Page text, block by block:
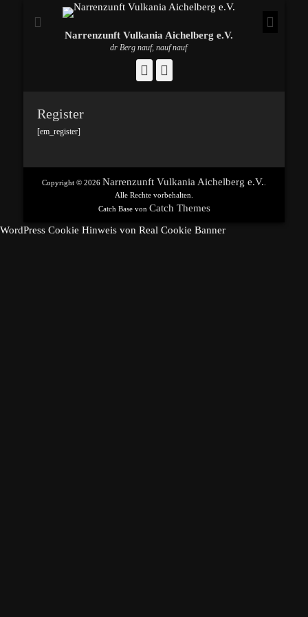
Narrenzunft Vulkania Aichelberg e.V.
dr Berg nauf, nauf nauf
Facebook
Register
[em_register]
Copyright © 2026 Narrenzunft Vulkania Aichelberg e.V.
Alle Rechte vorbehalten.
Catch Base von Catch Themes
WordPress Cookie Hinweis von Real Cookie Banner